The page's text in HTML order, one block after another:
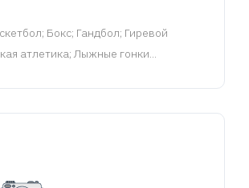
Бокс; Гандбол; Гиревой
атлетика; Лыжные гонки...